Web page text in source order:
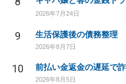
2026年7月24日
9 生活保護後の債務整理
2026年8月7日
10
2026年8月5日